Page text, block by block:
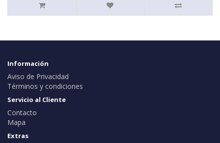
Información
Aviso de Privacidad
Términos y condiciones
Servicio al Cliente
Contacto
Mapa
Extras